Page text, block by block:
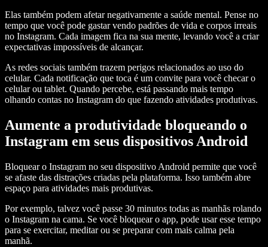
Elas também podem afetar negativamente a saúde mental. Pense no
tempo que você pode gastar vendo padrões de vida e corpos irreais
no Instagram. Cada imagem fica na sua mente, levando você a criar
expectativas impossíveis de alcançar.
As redes sociais também trazem perigos relacionados ao uso do
celular. Cada notificação que toca é um convite para você checar o
celular ou tablet. Quando percebe, está passando mais tempo
olhando contas no Instagram do que fazendo atividades produtivas.
Aumente a produtividade bloqueando o
Instagram em seus dispositivos Android
Bloquear o Instagram no seu dispositivo Android permite que você
se afaste das distrações criadas pela plataforma. Isso também abre
espaço para atividades mais produtivas.
Por exemplo, talvez você passe 30 minutos todas as manhãs rolando
o Instagram na cama. Se você bloquear o app, pode usar esse tempo
para se exercitar, meditar ou se preparar com mais calma pela
manhã.